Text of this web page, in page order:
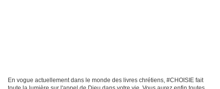
En vogue actuellement dans le monde des livres chrétiens, #CHOISIE fait